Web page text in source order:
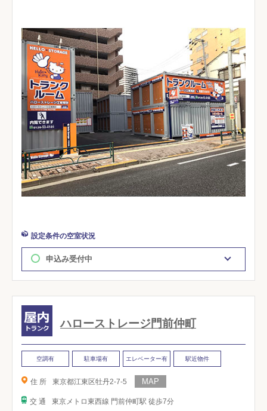
設定条件の空室状況
申込み受付中
ハローストレージ門前仲町
空調有 駐車場有 エレベーター有 駅近物件
住 所 東京都江東区牡丹2-7-5
交 通 東京メトロ東西線 門前仲町駅 徒歩7分